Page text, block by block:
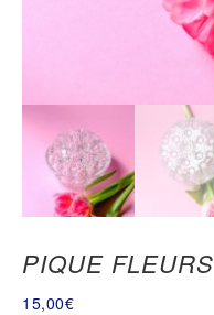
PIQUE FLEURS
15,00€